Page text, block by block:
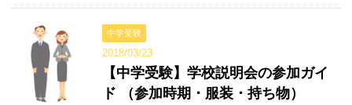
中学受験
2018/03/23
【中学受験】学校説明会の参加ガイ
ド （参加時期・服装・持ち物）